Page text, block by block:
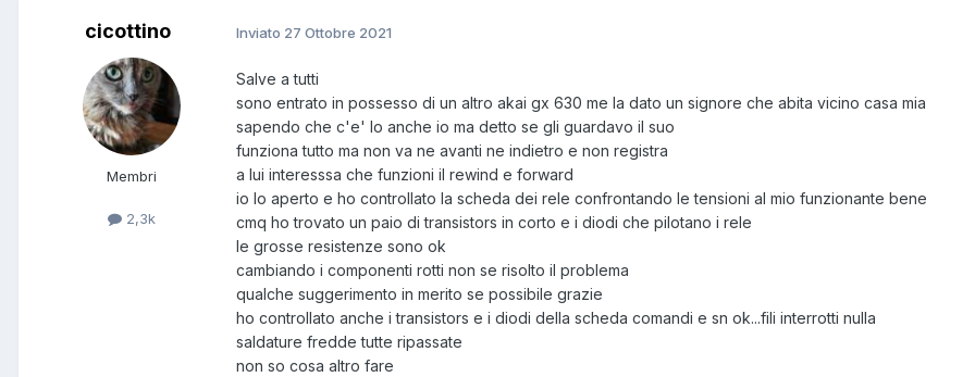
cicottino
Membri
2,3k
Inviato 27 Ottobre 2021
Salve a tutti
sono entrato in possesso di un altro akai gx 630 me la dato un signore che abita vicino casa mia
sapendo che c'e' lo anche io ma detto se gli guardavo il suo
funziona tutto ma non va ne avanti ne indietro e non registra
a lui interesssa che funzioni il rewind e forward
io lo aperto e ho controllato la scheda dei rele confrontando le tensioni al mio funzionante bene
cmq ho trovato un paio di transistors in corto e i diodi che pilotano i rele
le grosse resistenze sono ok
cambiando i componenti rotti non se risolto il problema
qualche suggerimento in merito se possibile grazie
ho controllato anche i transistors e i diodi della scheda comandi e sn ok...fili interrotti nulla
saldature fredde tutte ripassate
non so cosa altro fare